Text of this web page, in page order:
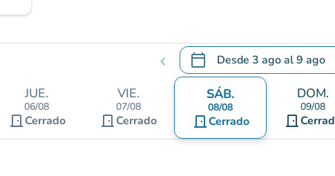
chevron_left calendar_today Desde 3 agoal9 ago
.Abra el calendario para
JUE.
06/08
door_front Cerrado
VIE.
07/08
door_front Cerrado
SÁB.
08/08
door_front Cerrado
DOM.
09/08
door_front